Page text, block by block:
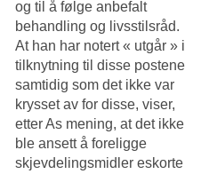
og til å følge anbefalt
behandling og livsstilsråd.
At han har notert « utgår » i
tilknytning til disse postene
samtidig som det ikke var
krysset av for disse, viser,
etter As mening, at det ikke
ble ansett å foreligge
skjevdelingsmidler eskorte